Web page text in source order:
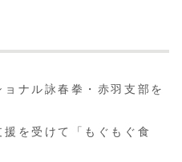
ナル詠春拳・赤羽支部を
を受けて「もぐもぐ食